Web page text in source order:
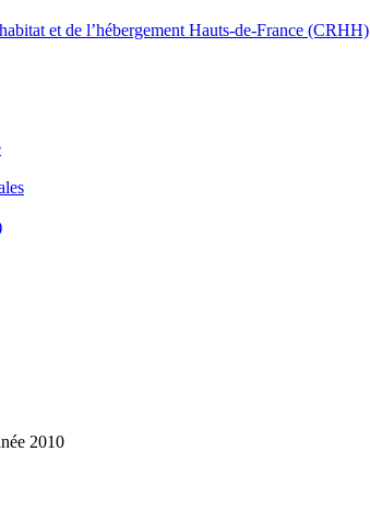
et de l’hébergement Hauts-de-France (CRHH)
2010